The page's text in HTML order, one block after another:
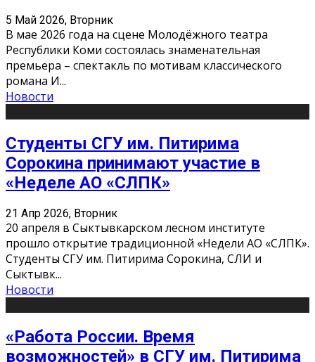
5 Май 2026, Вторник
В мае 2026 года на сцене Молодёжного театра
Республики Коми состоялась знаменательная
премьера – спектакль по мотивам классического
романа И...
Новости
Студенты СГУ им. Питирима
Сорокина принимают участие в
«Неделе АО «СЛПК»
21 Апр 2026, Вторник
20 апреля в Сыктывкарском лесном институте
прошло открытие традиционной «Недели АО «СЛПК».
Студенты СГУ им. Питирима Сорокина, СЛИ и
Сыктывк...
Новости
«Работа России. Время
возможностей» в СГУ им. Питирима